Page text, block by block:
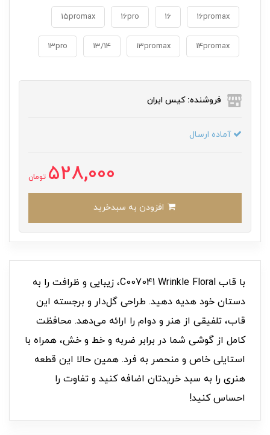
16promax
16
16pro
15promax
14promax
13promax
13/14
13pro
فروشنده: کیس ایران
آماده ارسال
528,000 تومان
با قاب C007041 Wrinkle Floral، زیبایی و ظرافت را به
دستان خود هدیه دهید. طراحی گل‌دار و برجسته این
قاب، تلفیقی از هنر و دوام را ارائه می‌دهد. محافظت
کامل از گوشی شما در برابر ضربه و خط و خش، همراه با
استایلی خاص و منحصر به فرد. همین حالا این قطعه
هنری را به سبد خریدتان اضافه کنید و تفاوت را
احساس کنید!